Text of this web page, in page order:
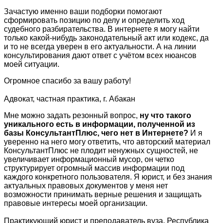
Зачастую именно ваши подборки помогают
сформировать позицию по делу и определить ход
судебного разбирательства. В интернете я могу найти
только какой-нибудь законодательный акт или кодекс, да
и то не всегда уверен в его актуальности. А на линии
консультирования дают ответ с учётом всех нюансов
моей ситуации.
Огромное спасибо за вашу работу!
Адвокат, частная практика, г. Абакан
Мне можно задать резонный вопрос, ну что такого
уникального есть в информации, полученной из
базы КонсультантПлюс, чего нет в Интернете? И я
уверенно на него могу ответить, что авторский материал
КонсультантПлюс не плодит ненужных сущностей, не
увеличивает информационный мусор, он четко
структурирует огромный массив информации под
каждого конкретного пользователя. Я юрист, и без знания
актуальных правовых документов у меня нет
возможности принимать верные решения и защищать
правовые интересы моей организации.
Практикующий юрист и преподаватель вуза, Республика